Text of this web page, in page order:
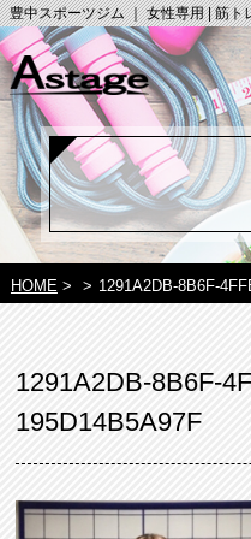
豊中スポーツジム ｜ 女性専用 | 筋
HOME> > 1291A2DB-8B6F-
1291A2DB-8B6F-
195D14B5A97F